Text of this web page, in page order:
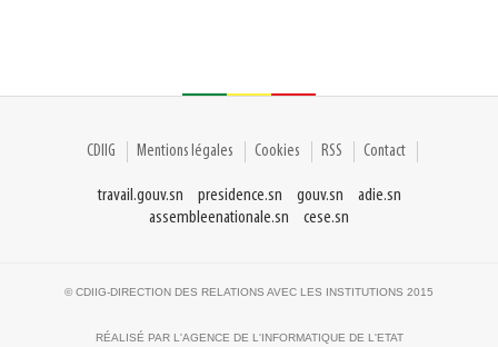
CDIIG Mentions légales Cookies RSS Contact
travail.gouv.sn presidence.sn gouv.sn
adie.sn
assembleenationale.sn
cese.sn
© CDIIG-DIRECTION DES RELATIONS AVEC LES INSTITUTIONS 2015
RÉALISÉ PAR L'AGENCE DE L'INFORMATIQUE DE L'ETAT